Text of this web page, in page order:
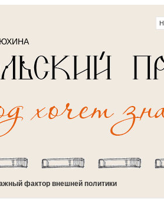
фактор внешней политики